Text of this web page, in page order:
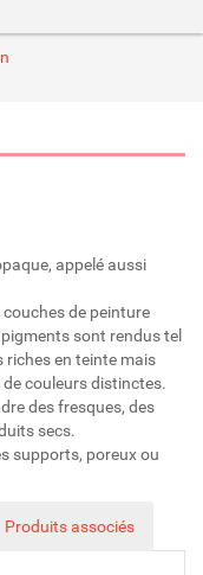
appelé aussi
de peinture
sont rendus tel
riches en teinte mais
couleurs distinctes.
des fresques, des
secs.
supports, poreux ou
Produits associés